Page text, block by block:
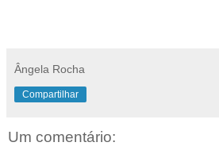
Ângela Rocha
Compartilhar
Um comentário: